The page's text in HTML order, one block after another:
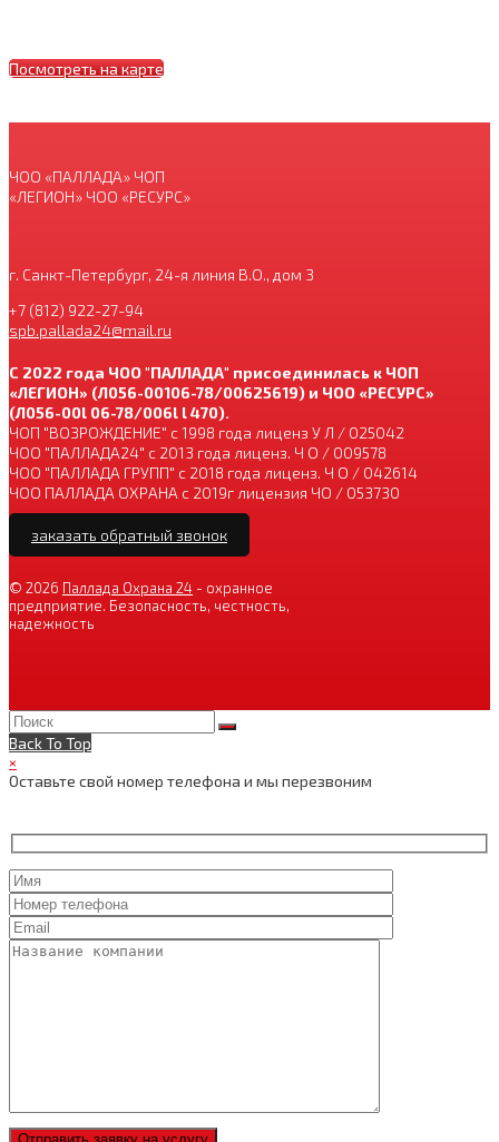
Посмотреть на карте
ЧОО «ПАЛЛАДА» ЧОП
«ЛЕГИОН» ЧОО «РЕСУРС»
г. Санкт-Петербург, 24-я линия В.О., дом 3
+7 (812) 922-27-94
spb.pallada24@mail.ru
С 2022 года ЧОО "ПАЛЛАДА" присоединилась к ЧОП
«ЛЕГИОН» (Л056-00106-78/00625619) и ЧОО «РЕСУРС»
(Л056-00l 06-78/006l l 470).
ЧОП "ВОЗРОЖДЕНИЕ" с 1998 года лиценз У Л / 025042
ЧОО "ПАЛЛАДА24" с 2013 года лиценз. Ч О / 009578
ЧОО "ПАЛЛАДА ГРУПП" с 2018 года лиценз. Ч О / 042614
ЧОО ПАЛЛАДА ОХРАНА с 2019г лицензия ЧО / 053730
заказать обратный звонок
© 2026 Паллада Охрана 24 - охранное
предприятие. Безопасность, честность,
надежность
Back To Top
×
Оставьте свой номер телефона и мы перезвоним